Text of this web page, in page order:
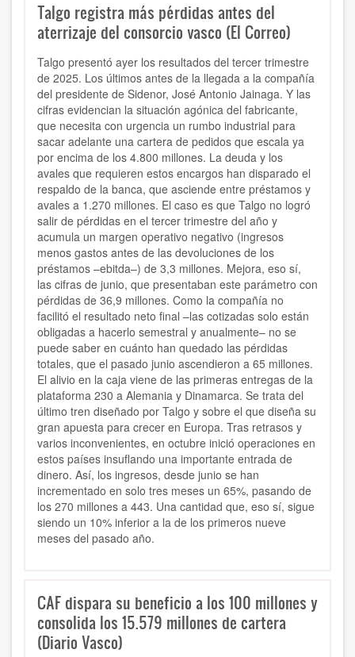
Talgo registra más pérdidas antes del
aterrizaje del consorcio vasco (El Correo)
Talgo presentó ayer los resultados del tercer trimestre
de 2025. Los últimos antes de la llegada a la compañía
del presidente de Sidenor, José Antonio Jainaga. Y las
cifras evidencian la situación agónica del fabricante,
que necesita con urgencia un rumbo industrial para
sacar adelante una cartera de pedidos que escala ya
por encima de los 4.800 millones. La deuda y los
avales que requieren estos encargos han disparado el
respaldo de la banca, que asciende entre préstamos y
avales a 1.270 millones. El caso es que Talgo no logró
salir de pérdidas en el tercer trimestre del año y
acumula un margen operativo negativo (ingresos
menos gastos antes de las devoluciones de los
préstamos –ebitda–) de 3,3 millones. Mejora, eso sí,
las cifras de junio, que presentaban este parámetro con
pérdidas de 36,9 millones. Como la compañía no
facilitó el resultado neto final –las cotizadas solo están
obligadas a hacerlo semestral y anualmente– no se
puede saber en cuánto han quedado las pérdidas
totales, que el pasado junio ascendieron a 65 millones.
El alivio en la caja viene de las primeras entregas de la
plataforma 230 a Alemania y Dinamarca. Se trata del
último tren diseñado por Talgo y sobre el que diseña su
gran apuesta para crecer en Europa. Tras retrasos y
varios inconvenientes, en octubre inició operaciones en
estos países insuflando una importante entrada de
dinero. Así, los ingresos, desde junio se han
incrementado en solo tres meses un 65%, pasando de
los 270 millones a 443. Una cantidad que, eso sí, sigue
siendo un 10% inferior a la de los primeros nueve
meses del pasado año.
CAF dispara su beneficio a los 100 millones y
consolida los 15.579 millones de cartera
(Diario Vasco)